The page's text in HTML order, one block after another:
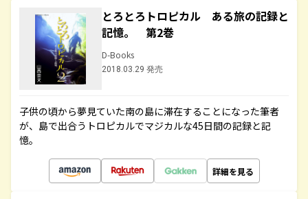
とろとろトロピカル ある旅の記録と
記憶。 第2巻
D-Books
2018.03.29 発売
子供の頃から夢見ていた南の島に滞在することになった筆者
が、島で出合うトロピカルでマジカルな45日間の記録と記
憶。
詳細を見る